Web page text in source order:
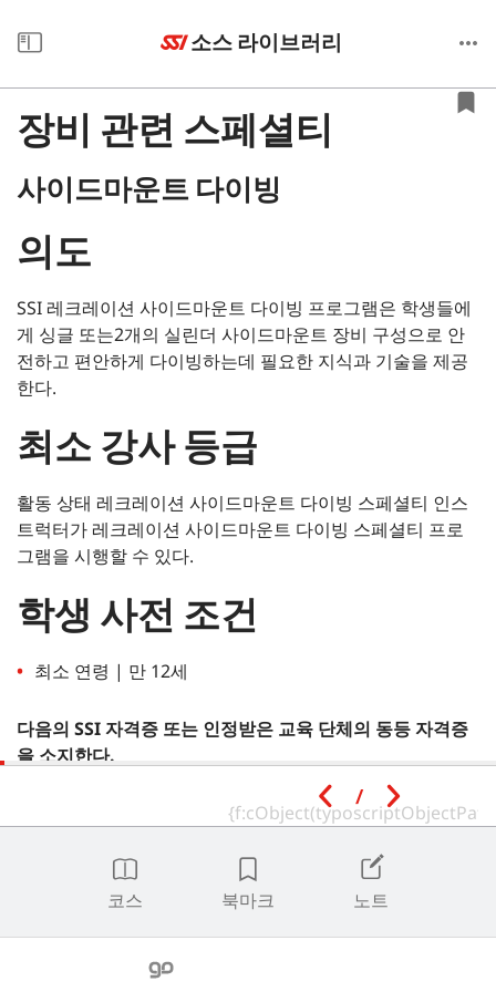
소스 라이브러리
장비 관련 스페셜티
사이드마운트 다이빙
의도
SSI 레크레이션 사이드마운트 다이빙 프로그램은 학생들에
게 싱글 또는2개의 실린더 사이드마운트 장비 구성으로 안
전하고 편안하게 다이빙하는데 필요한 지식과 기술을 제공
한다.
최소 강사 등급
활동 상태 레크레이션 사이드마운트 다이빙 스페셜티 인스
트럭터가 레크레이션 사이드마운트 다이빙 스페셜티 프로
그램을 시행할 수 있다.
학생 사전 조건
최소 연령 | 만 12세
다음의 SSI 자격증 또는 인정받은 교육 단체의 동등 자격증
을 소지한다.
학생들은 SSI 스페셜티 프로그램에 등록하고 모든 학과 및
풀/제한 수역 세션을 완료할 수 있다.모든 스페셜티의 개방 수역 훈
련 다이빙은 엔트리 레벨 프로그램의 개방 수역 훈련 다이빙과 결합
될 수 없으며, 오픈 워터 다이버 프로그램에 대한 모든 수중 트레이
닝이 완료된 후에 실시해야한다.
/
코스 북마크 노트